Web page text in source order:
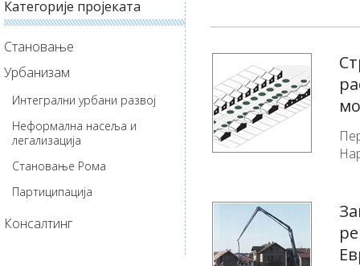
Категорије пројеката
Становање
Урбанизам
Интегрални урбани развој
Неформална насеља и
легализација
Становање Рома
Партиципација
Консалтинг